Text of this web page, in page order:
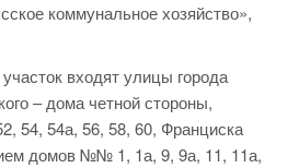
коммунальное хозяйство»,
входят улицы города
– дома четной стороны,
54, 54а, 56, 58, 60, Франциска
домов №№ 1, 1а, 9, 9а, 11, 11а,